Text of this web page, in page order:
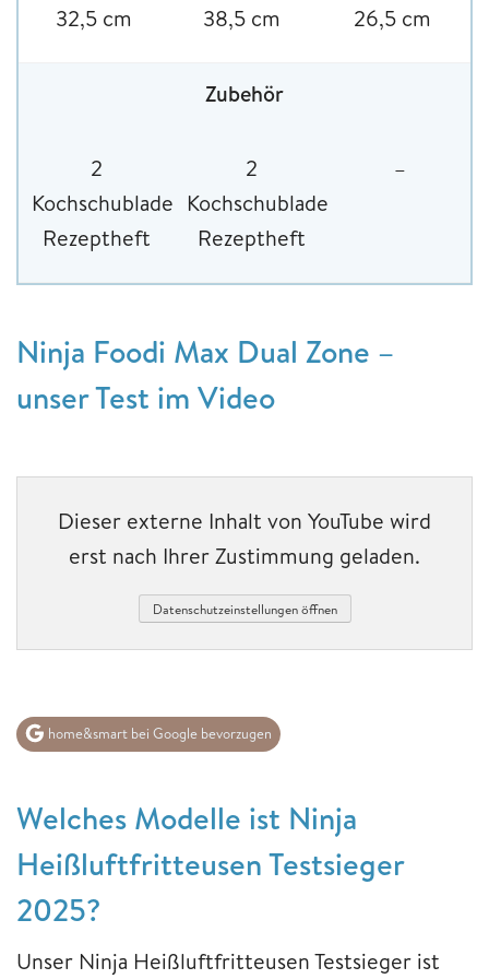
32,5 cm
38,5 cm
26,5 cm
Zubehör
2
Kochschubladen,
Rezeptheft
2
Kochschubladen,
Rezeptheft
–
Ninja Foodi Max Dual Zone –
unser Test im Video
Dieser externe Inhalt von YouTube wird
erst nach Ihrer Zustimmung geladen.
Datenschutzeinstellungen öffnen
home&smart bei Google bevorzugen
Welches Modelle ist Ninja
Heißluftfritteusen Testsieger
2025?
Unser Ninja Heißluftfritteusen Testsieger ist